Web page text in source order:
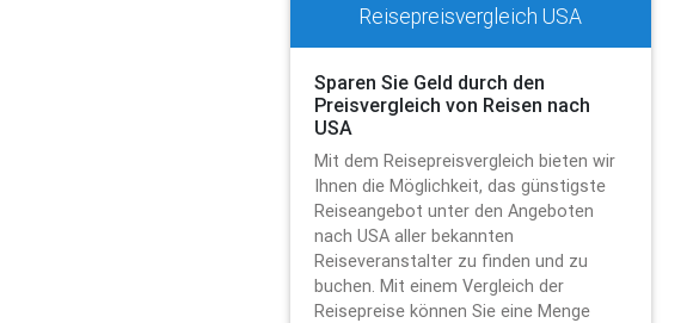
Reisepreisvergleich USA
Sparen Sie Geld durch den
Preisvergleich von Reisen nach
USA
Mit dem Reisepreisvergleich bieten wir
Ihnen die Möglichkeit, das günstigste
Reiseangebot unter den Angeboten
nach USA aller bekannten
Reiseveranstalter zu finden und zu
buchen. Mit einem Vergleich der
Reisepreise können Sie eine Menge